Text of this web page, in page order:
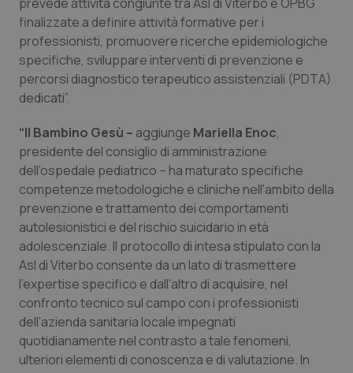
Valle D’Aosta
Veneto
Oncodermatologia
Oncoematologia
Oncologia & Nutrizione
Psoriasi & pelle
Quotidiano Cardiologia
Quotidiano Chirurgia
Quotidiano Oncologia
Quotidiano Pediatria
Rene & patologie urogenitali
finalizzate a definire attività formative per i
professionisti, promuovere ricerche epidemiologiche
specifiche, sviluppare interventi di prevenzione e
percorsi diagnostico terapeutico assistenziali (PDTA)
dedicati”.
“Il Bambino Gesù – aggiunge Mariella Enoc,
presidente del consiglio di amministrazione
dell’ospedale pediatrico – ha maturato specifiche
competenze metodologiche e cliniche nell'ambito della
prevenzione e trattamento dei comportamenti
autolesionistici e del rischio suicidario in età
adolescenziale. Il protocollo di intesa stipulato con la
Asl di Viterbo consente da un lato di trasmettere
l'expertise specifico e dall'altro di acquisire, nel
confronto tecnico sul campo con i professionisti
dell’azienda sanitaria locale impegnati
quotidianamente nel contrasto a tale fenomeni,
ulteriori elementi di conoscenza e di valutazione. In